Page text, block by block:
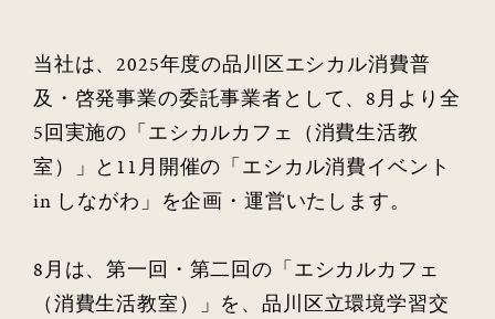
当社は、2025年度の品川区エシカル消費普
及・啓発事業の委託事業者として、8月より全
5回実施の「エシカルカフェ（消費生活教
室）」と11月開催の「エシカル消費イベント
in しながわ」を企画・運営いたします。
8月は、第一回・第二回の「エシカルカフェ
（消費生活教室）」を、品川区立環境学習交